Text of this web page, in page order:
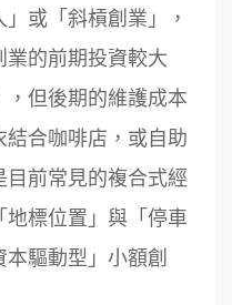
或「斜槓創業」，
的前期投資較大
，但後期的維護成本
合咖啡店，或自助
前常見的複合式經
標位置」與「停車
驅動型」小額創